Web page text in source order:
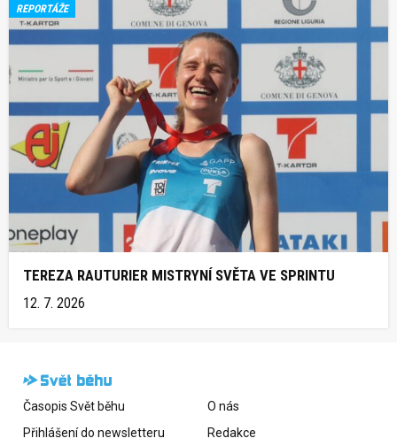
REPORTÁŽE
TEREZA RAUTURIER MISTRYNÍ SVĚTA VE SPRINTU
12. 7. 2026
Časopis Svět běhu
Přihlášení do newsletteru
O nás
Redakce